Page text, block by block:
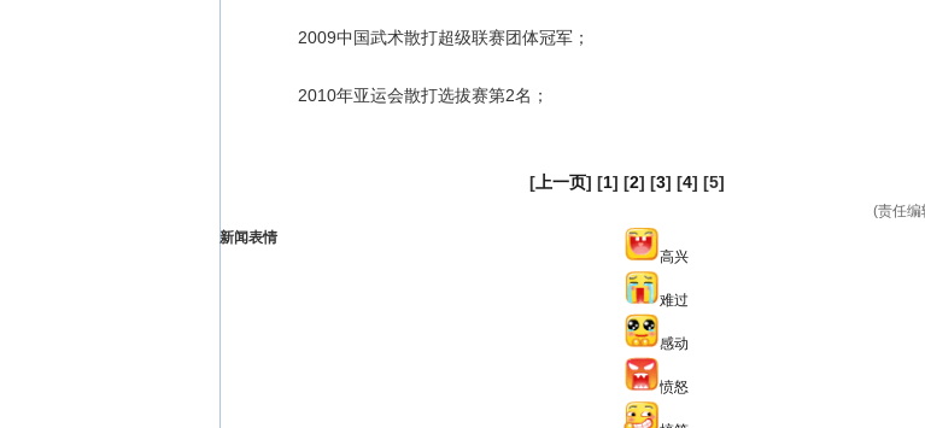
2009中国武术散打超级联赛团体冠军；
2010年亚运会散打选拔赛第2名；
[ 上一页] [1] [2] [3] [4] [5]
(责任编
新闻表情
高兴
难过
感动
愤怒